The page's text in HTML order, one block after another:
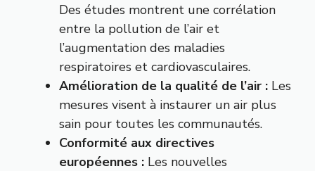
Des études montrent une corrélation
entre la pollution de l’air et
l’augmentation des maladies
respiratoires et cardiovasculaires.
Amélioration de la qualité de l’air : Les
mesures visent à instaurer un air plus
sain pour toutes les communautés.
Conformité aux directives
européennes : Les nouvelles